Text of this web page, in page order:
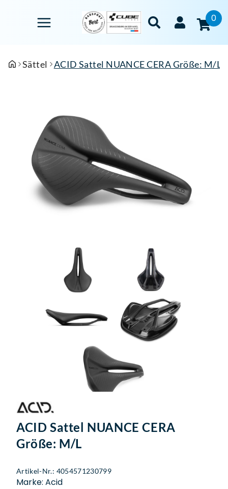
0
Sättel ACID Sattel NUANCE CERA Größe: M/L
ACID Sattel NUANCE CERA
Größe: M/L
Artikel-Nr.: 4054571230799
Marke: Acid